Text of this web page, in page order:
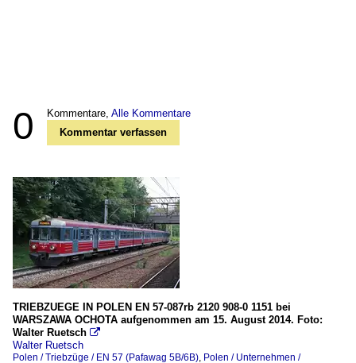
0 Kommentare, Alle Kommentare
Kommentar verfassen
TRIEBZUEGE IN POLEN EN 57-087rb 2120 908-0 1151 bei
WARSZAWA OCHOTA aufgenommen am 15. August 2014. Foto:
Walter Ruetsch 
Walter Ruetsch
Polen / Triebzüge / EN 57 (Pafawag 5B/6B), Polen / Unternehmen /